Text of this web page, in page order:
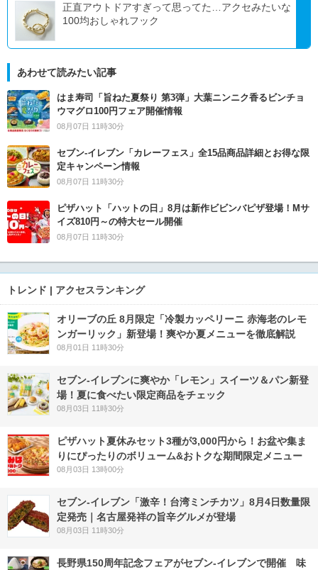
正直アウトドアすぎって思ってた…アクセみたいな
100均おしゃれフック
あわせて読みたい記事
はま寿司「旨ねた夏祭り 第3弾」大葉ニンニク香るビンチョ
ウマグロ100円フェア開催情報
08月07日 11時30分
セブン‐イレブン「カレーフェス」全15品商品詳細とお得な限
定キャンペーン情報
08月07日 11時30分
ピザハット「ハットの日」8月は新作ビビンバピザ登場！Mサ
イズ810円～の特大セール開催
08月07日 11時30分
トレンド | アクセスランキング
オリーブの丘 8月限定「冷製カッペリーニ 赤海老のレモ
ンガーリック」新登場！爽やか夏メニューを徹底解説
08月01日 11時30分
セブン‐イレブンに爽やか「レモン」スイーツ＆パン新登
場！夏に食べたい限定商品をチェック
08月03日 11時30分
ピザハット夏休みセット3種が3,000円から！お盆や集ま
りにぴったりのボリューム&おトクな期間限定メニュー
08月03日 13時00分
セブン-イレブン「激辛！台湾ミンチカツ」8月4日数量限
定発売｜名古屋発祥の旨辛グルメが登場
08月03日 11時30分
長野県150周年記念フェアがセブン-イレブンで開催 味